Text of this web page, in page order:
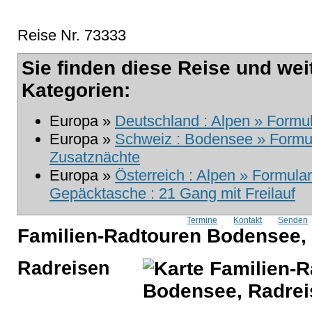
Reise Nr. 73333
Sie finden diese Reise und
Kategorien:
Europa » Deutschland : Alpen »
Europa » Schweiz : Bodensee »
Zusatznächte
Europa » Österreich : Alpen »
Gepäcktasche : 21 Gang mit Freilauf
Termine Kontakt Senden
Familien-Radtouren
Radreisen